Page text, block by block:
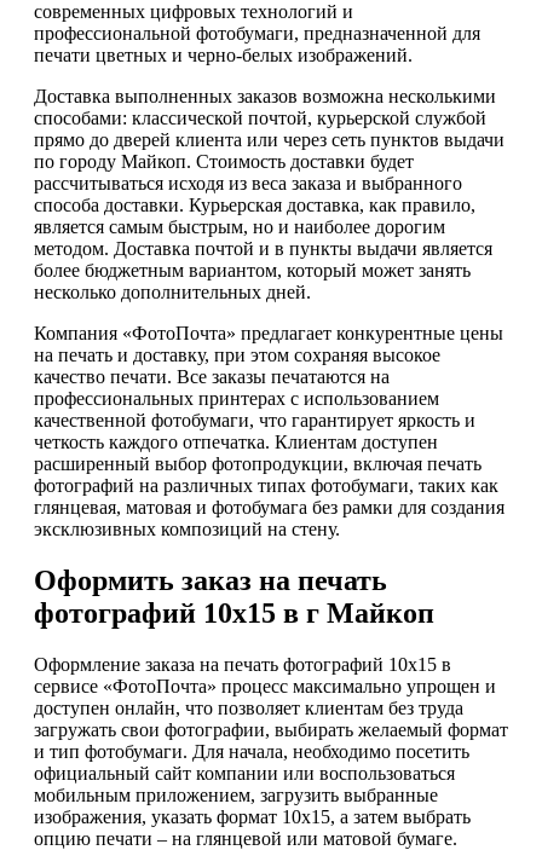
современных цифровых технологий и
профессиональной фотобумаги, предназначенной для
печати цветных и черно-белых изображений.
Доставка выполненных заказов возможна несколькими
способами: классической почтой, курьерской службой
прямо до дверей клиента или через сеть пунктов выдачи
по городу Майкоп. Стоимость доставки будет
рассчитываться исходя из веса заказа и выбранного
способа доставки. Курьерская доставка, как правило,
является самым быстрым, но и наиболее дорогим
методом. Доставка почтой и в пункты выдачи является
более бюджетным вариантом, который может занять
несколько дополнительных дней.
Компания «ФотоПочта» предлагает конкурентные цены
на печать и доставку, при этом сохраняя высокое
качество печати. Все заказы печатаются на
профессиональных принтерах с использованием
качественной фотобумаги, что гарантирует яркость и
четкость каждого отпечатка. Клиентам доступен
расширенный выбор фотопродукции, включая печать
фотографий на различных типах фотобумаги, таких как
глянцевая, матовая и фотобумага без рамки для создания
эксклюзивных композиций на стену.
Оформить заказ на печать
фотографий 10х15 в г Майкоп
Оформление заказа на печать фотографий 10х15 в
сервисе «ФотоПочта» процесс максимально упрощен и
доступен онлайн, что позволяет клиентам без труда
загружать свои фотографии, выбирать желаемый формат
и тип фотобумаги. Для начала, необходимо посетить
официальный сайт компании или воспользоваться
мобильным приложением, загрузить выбранные
изображения, указать формат 10х15, а затем выбрать
опцию печати – на глянцевой или матовой бумаге.